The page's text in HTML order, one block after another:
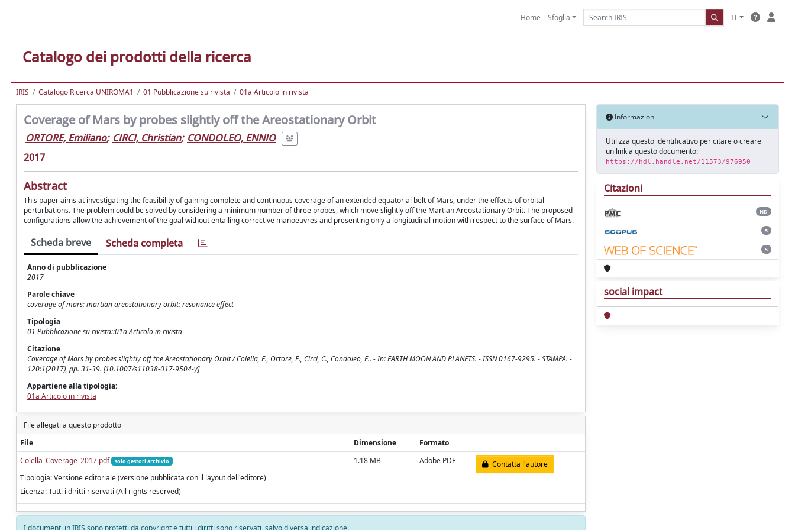
Home Sfoglia IT
Catalogo dei prodotti della ricerca
IRIS Catalogo Ricerca UNIROMA1 01 Pubblicazione su rivista 01a Articolo in rivista
Coverage of Mars by probes slightly off the Areostationary Orbit
ORTORE, Emiliano; CIRCI, Christian; CONDOLEO, ENNIO
2017
Abstract
This paper aims at investigating the feasibility of gaining complete and continuous coverage of an extended equatorial belt of Mars, under the effects of orbital
perturbations. The problem could be solved by considering a minimum number of three probes, which move slightly off the Martian Areostationary Orbit. The proposed
configurations allow the achievement of the goal without entailing corrective manoeuvres and presenting only a longitudinal motion with respect to the surface of Mars.
Scheda breve Scheda completa
Anno di pubblicazione
2017
Parole chiave
coverage of mars; martian areostationary orbit; resonance effect
Tipologia
01 Pubblicazione su rivista::01a Articolo in rivista
Citazione
Coverage of Mars by probes slightly off the Areostationary Orbit / Colella, E., Ortore, E., Circi, C., Condoleo, E.. - In: EARTH MOON AND PLANETS. - ISSN 0167-9295. - STAMPA. -
120:1(2017), pp. 31-39. [10.1007/s11038-017-9504-y]
Appartiene alla tipologia:
01a Articolo in rivista
File allegati a questo prodotto
File
Dimensione
Formato
Colella_Coverage_2017.pdf
solo gestori archivio
Tipologia: Versione editoriale (versione pubblicata con il layout dell'editore)
Licenza: Tutti i diritti riservati (All rights reserved)
1.18 MB Adobe PDF Contatta l'autore
I documenti in IRIS sono protetti da copyright e tutti i diritti sono riservati, salvo diversa indicazione.
Informazioni
Utilizza questo identificativo per citare o creare
un link a questo documento:
https://hdl.handle.net/11573/976950
Citazioni
ND
5
5
social impact